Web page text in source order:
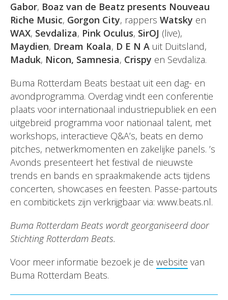
Gabor, Boaz van de Beatz presents Nouveau
Riche Music, Gorgon City, rappers Watsky en
WAX, Sevdaliza, Pink Oculus, SirOJ (live),
Maydien, Dream Koala, D E N A uit Duitsland,
Maduk, Nicon, Samnesia, Crispy en Sevdaliza.
Buma Rotterdam Beats bestaat uit een dag- en
avondprogramma. Overdag vindt een conferentie
plaats voor internationaal industriepubliek en een
uitgebreid programma voor nationaal talent, met
workshops, interactieve Q&A’s, beats en demo
pitches, netwerkmomenten en zakelijke panels. ’s
Avonds presenteert het festival de nieuwste
trends en bands en spraakmakende acts tijdens
concerten, showcases en feesten. Passe-partouts
en combitickets zijn verkrijgbaar via: www.beats.nl.
Buma Rotterdam Beats wordt georganiseerd door
Stichting Rotterdam Beats.
Voor meer informatie bezoek je de website van
Buma Rotterdam Beats.